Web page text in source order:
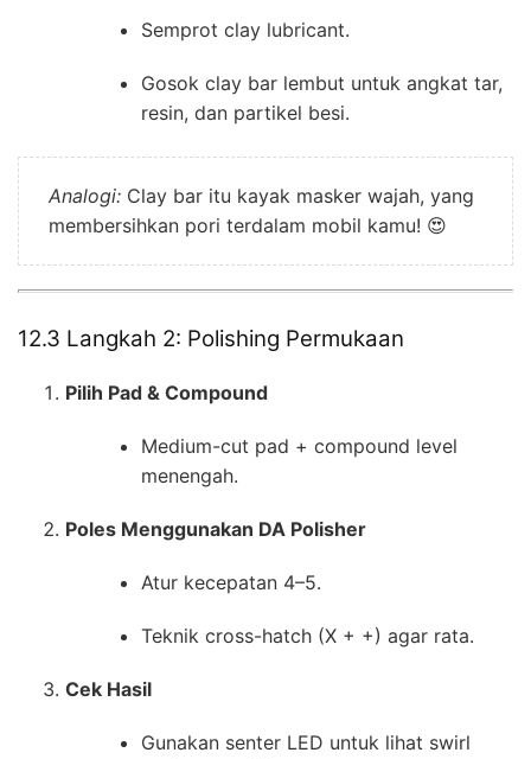
Semprot clay lubricant.
Gosok clay bar lembut untuk angkat tar,
resin, dan partikel besi.
Analogi: Clay bar itu kayak masker wajah, yang
membersihkan pori terdalam mobil kamu! 😍
12.3 Langkah 2: Polishing Permukaan
Pilih Pad & Compound
Medium-cut pad + compound level
menengah.
Poles Menggunakan DA Polisher
Atur kecepatan 4–5.
Teknik cross-hatch (X + +) agar rata.
Cek Hasil
Gunakan senter LED untuk lihat swirl